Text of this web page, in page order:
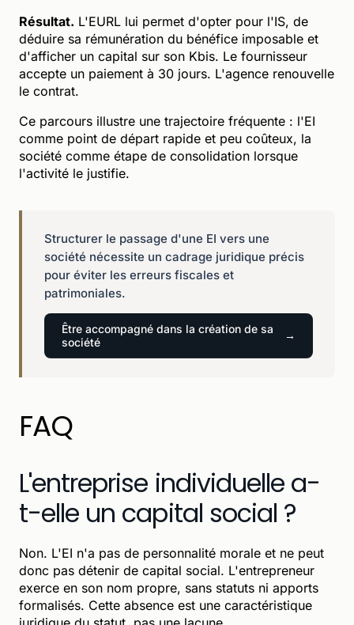
Résultat. L'EURL lui permet d'opter pour l'IS, de
déduire sa rémunération du bénéfice imposable et
d'afficher un capital sur son Kbis. Le fournisseur
accepte un paiement à 30 jours. L'agence renouvelle
le contrat.
Ce parcours illustre une trajectoire fréquente : l'EI
comme point de départ rapide et peu coûteux, la
société comme étape de consolidation lorsque
l'activité le justifie.
Structurer le passage d'une EI vers une
société nécessite un cadrage juridique précis
pour éviter les erreurs fiscales et
patrimoniales.
Être accompagné dans la création de sa
société
FAQ
L'entreprise individuelle a-
t-elle un capital social ?
Non. L'EI n'a pas de personnalité morale et ne peut
donc pas détenir de capital social. L'entrepreneur
exerce en son nom propre, sans statuts ni apports
formalisés. Cette absence est une caractéristique